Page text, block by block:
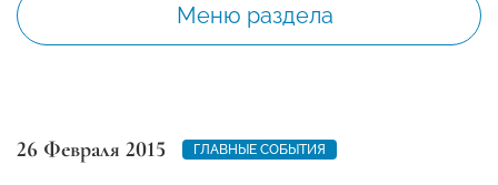
Меню раздела
26 Февраля 2015 ГЛАВНЫЕ СОБЫТИЯ